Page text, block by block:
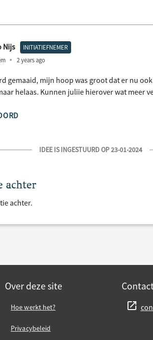
Nijs INITIATIEFNEMER
2 years ago
gemaaid, mijn hoop was groot dat er nu
helaas. Kunnen juliie hierover wat meer
IDEE IS INGESTUURD OP 23-01-2024
achter
achter.
Over deze site
Hoe werkt het?
Privacybeleid